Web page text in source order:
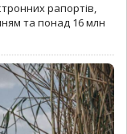
рапортів,
та понад 16 млн